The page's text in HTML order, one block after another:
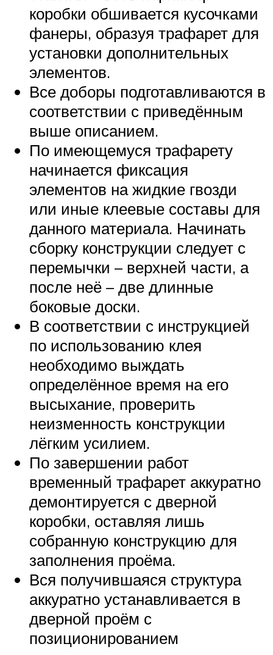
коробки обшивается кусочками
фанеры, образуя трафарет для
установки дополнительных
элементов.
Все доборы подготавливаются в
соответствии с приведённым
выше описанием.
По имеющемуся трафарету
начинается фиксация
элементов на жидкие гвозди
или иные клеевые составы для
данного материала. Начинать
сборку конструкции следует с
перемычки – верхней части, а
после неё – две длинные
боковые доски.
В соответствии с инструкцией
по использованию клея
необходимо выждать
определённое время на его
высыхание, проверить
неизменность конструкции
лёгким усилием.
По завершении работ
временный трафарет аккуратно
демонтируется с дверной
коробки, оставляя лишь
собранную конструкцию для
заполнения проёма.
Вся получившаяся структура
аккуратно устанавливается в
дверной проём с
позиционированием